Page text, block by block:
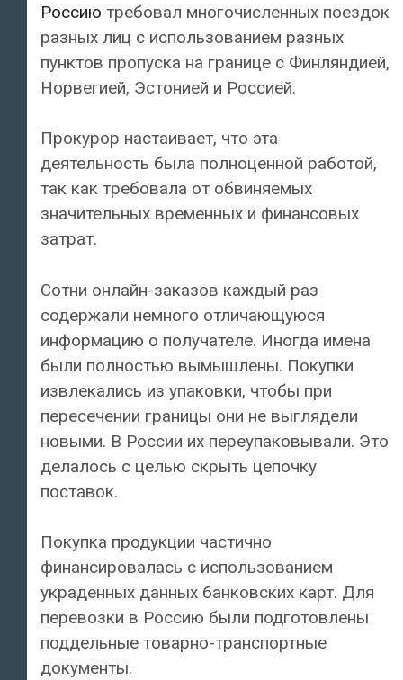
Россию требовал многочисленных поездок
разных лиц с использованием разных
пунктов пропуска на границе с Финляндией,
Норвегией, Эстонией и Россией.
Прокурор настаивает, что эта
деятельность была полноценной работой,
так как требовала от обвиняемых
значительных временных и финансовых
затрат.
Сотни онлайн-заказов каждый раз
содержали немного отличающуюся
информацию о получателе. Иногда имена
были полностью вымышлены. Покупки
извлекались из упаковки, чтобы при
пересечении границы они не выглядели
новыми. В России их переупаковывали. Это
делалось с целью скрыть цепочку
поставок.
Покупка продукции частично
финансировалась с использованием
украденных данных банковских карт. Для
перевозки в Россию были подготовлены
поддельные товарно-транспортные
документы.